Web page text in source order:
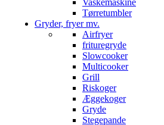
Vaskemaskine
Tørretumbler
Gryder, fryer mv.
Airfryer
frituregryde
Slowcooker
Multicooker
Grill
Riskoger
Æggekoger
Gryde
Stegepande